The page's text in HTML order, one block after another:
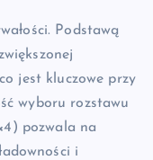
Podstawą
jest kluczowe przy
wyboru rozstawu
pozwala na
i